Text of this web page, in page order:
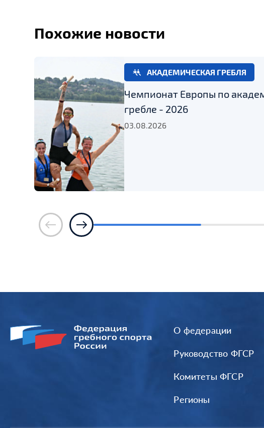
Похожие новости
АКАДЕМИЧЕСКАЯ ГРЕБЛЯ
Чемпионат Европы по
гребле - 2026
03.08.2026
О федерации
Руководство ФГСР
Комитеты ФГСР
Регионы